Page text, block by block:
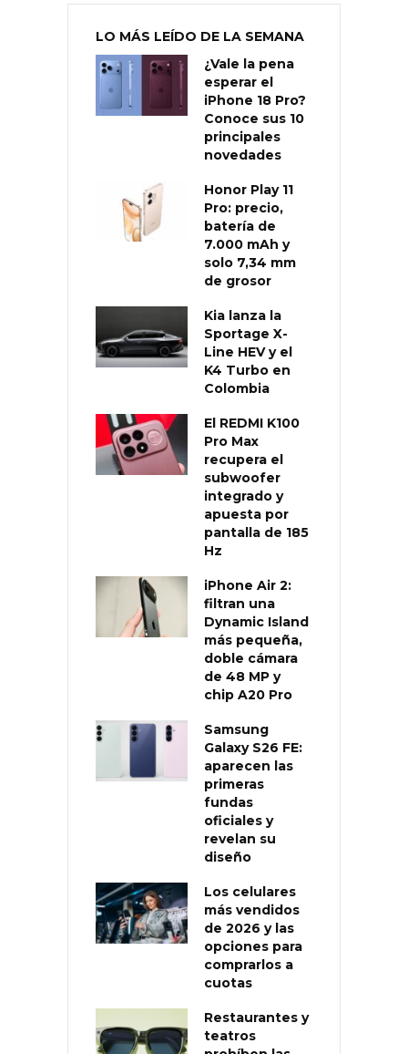
LO MÁS LEÍDO DE LA SEMANA
¿Vale la pena
esperar el
iPhone 18 Pro?
Conoce sus 10
principales
novedades
Honor Play 11
Pro: precio,
batería de
7.000 mAh y
solo 7,34 mm
de grosor
Kia lanza la
Sportage X-
Line HEV y el
K4 Turbo en
Colombia
El REDMI K100
Pro Max
recupera el
subwoofer
integrado y
apuesta por
pantalla de 185
Hz
iPhone Air 2:
filtran una
Dynamic Island
más pequeña,
doble cámara
de 48 MP y
chip A20 Pro
Samsung
Galaxy S26 FE:
aparecen las
primeras
fundas
oficiales y
revelan su
diseño
Los celulares
más vendidos
de 2026 y las
opciones para
comprarlos a
cuotas
Restaurantes y
teatros